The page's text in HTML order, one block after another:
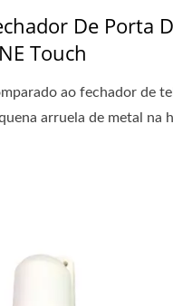
De Porta
Touch
ao fechador de
arruela de metal na